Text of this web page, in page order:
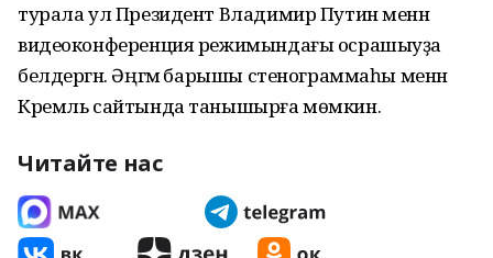
турала ул Президент Владимир Путин менән
видеоконференция режимындағы осрашыуҙа
белдергән. Әңгәмә барышы стенограммаһы менән
Кремль сайтында танышырға мөмкин.
Читайте нас